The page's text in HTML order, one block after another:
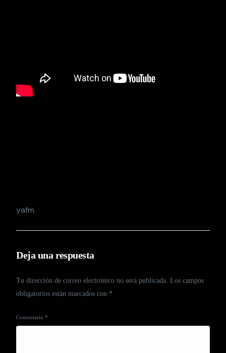
yafm
Deja una respuesta
Tu dirección de correo electrónico no será publicada. Los campos
obligatorios están marcados con *
Comentario*